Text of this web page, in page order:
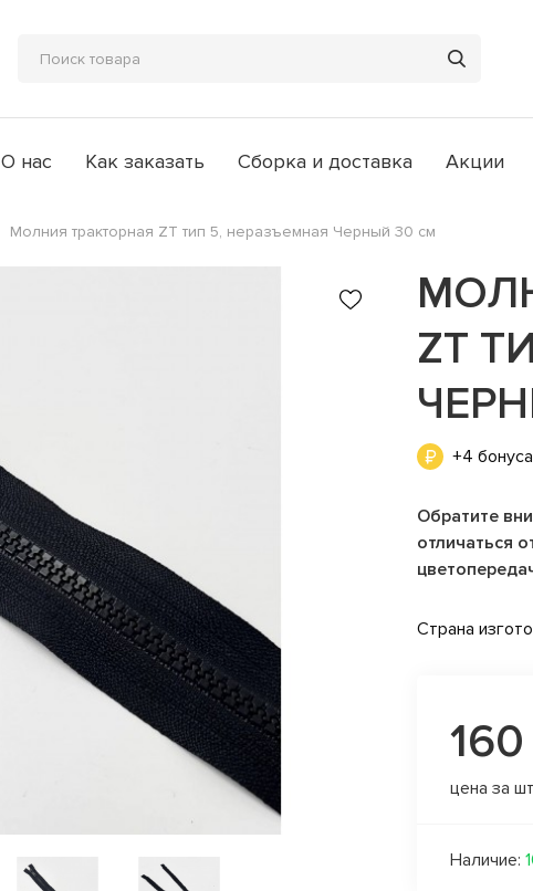
О нас Как заказать Сборка и доставка Акции
Молния тракторная ZT тип 5, неразъемная Черный 30 см
ZT
+4 бонуса
Обратите
отличаться
Страна
цена за
Наличие: